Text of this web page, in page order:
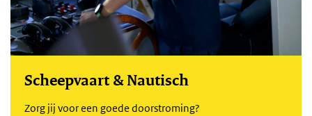
Scheepvaart & Nautisch
Zorg jij voor een goede doorstroming?